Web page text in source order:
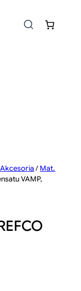
Akcesoria / Mat.
VAMP,